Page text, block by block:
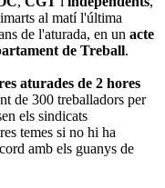
al matí l'última
de l'aturada, en un acte
de Treball.
aturades de 2 hores
de 300 treballadors per
els sindicats
temes si no hi ha
amb els guanys de